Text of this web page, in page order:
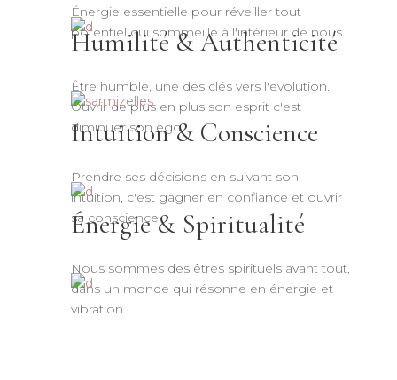
Énergie essentielle pour réveiller tout
potentiel qui sommeille à l'intérieur de nous.
Humilité & Authenticité
Être humble, une des clés vers l'evolution.
Ouvrir de plus en plus son esprit c'est
diminuer son ego.
Intuition & Conscience
Prendre ses décisions en suivant son
intuition, c'est gagner en confiance et ouvrir
sa conscience.
Énergie & Spiritualité
Nous sommes des êtres spirituels avant tout,
dans un monde qui résonne en énergie et
vibration.